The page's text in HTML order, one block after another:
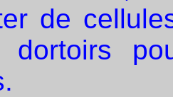
de
dortoirs